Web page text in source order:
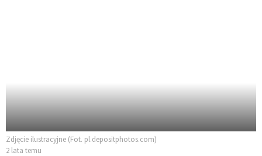
Zdjęcie ilustracyjne (Fot. pl.depositphotos.com)
2 lata temu